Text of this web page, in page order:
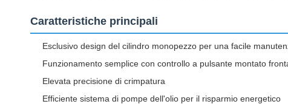
Caratteristiche principali
Esclusivo design del cilindro monopezzo per una facile
Funzionamento semplice con controllo a pulsante montato
Elevata precisione di crimpatura
Efficiente sistema di pompe dell'olio per il risparmio energetico